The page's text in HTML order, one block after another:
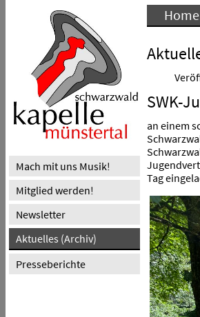
Mach mit uns Musik!
Mitglied werden!
Newsletter
Aktuelles (Archiv)
Presseberichte
Home
SWK-
an einem
Tag